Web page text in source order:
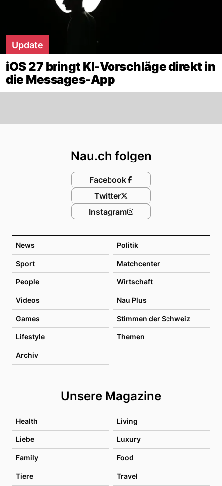
Update
iOS 27 bringt KI-Vorschläge direkt in
die Messages-App
News Politik
Sport Matchcenter
People Wirtschaft
Videos Nau Plus
Games Stimmen der Schweiz
Lifestyle Themen
Archiv
Unsere Magazine
Health Living
Liebe Luxury
Family Food
Tiere Travel
Nau.ch folgen
Facebook
Twitter
Instagram